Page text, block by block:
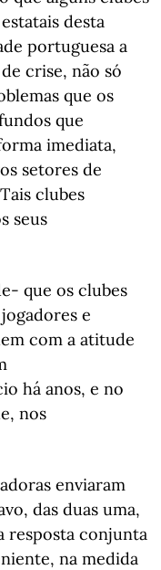
desta
portuguesa a
crise, não só
que os
que
imediata,
setores de
clubes
seus
que os clubes
e
com a atitude
há anos, e no
nos
enviaram
das duas uma,
resposta conjunta
na medida